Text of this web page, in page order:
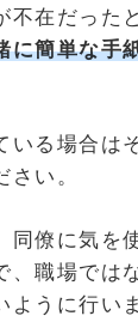
不在だった
に簡単な手
いる場合は
い。
同僚に気を
、職場では
うに行い